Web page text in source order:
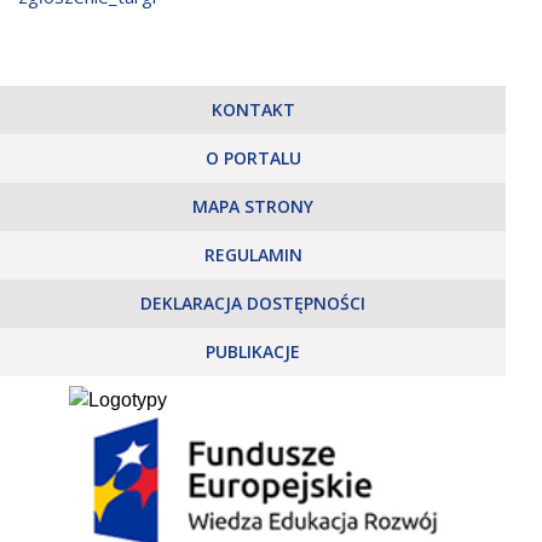
KONTAKT
O PORTALU
MAPA STRONY
REGULAMIN
DEKLARACJA DOSTĘPNOŚCI
PUBLIKACJE